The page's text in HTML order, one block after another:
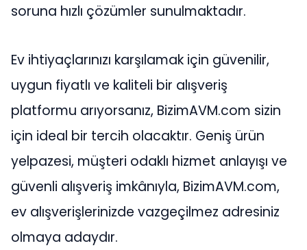
soruna hızlı çözümler sunulmaktadır.
Ev ihtiyaçlarınızı karşılamak için güvenilir,
uygun fiyatlı ve kaliteli bir alışveriş
platformu arıyorsanız, BizimAVM.com sizin
için ideal bir tercih olacaktır. Geniş ürün
yelpazesi, müşteri odaklı hizmet anlayışı ve
güvenli alışveriş imkânıyla, BizimAVM.com,
ev alışverişlerinizde vazgeçilmez adresiniz
olmaya adaydır.